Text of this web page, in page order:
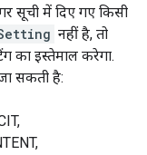
सूची में दिए गए किसी
नहीं है, तो
का इस्तेमाल करेगा.
सकती है: